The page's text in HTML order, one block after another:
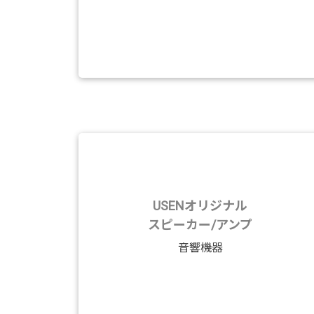
USENオリジナル
スピーカー/アンプ
音響機器